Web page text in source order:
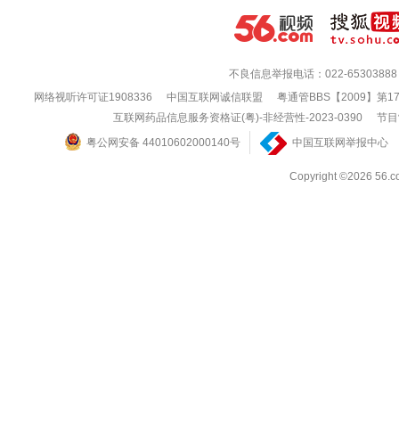
不良信息举报电话：022-65303888
网络视听许可证1908336
中国互联网诚信联盟
粤通管BBS【2009】第
互联网药品信息服务资格证(粤)-非经营性-2023-0390
节
粤公网安备 44010602000140号
中国互联网举报中心
Copyright ©2026